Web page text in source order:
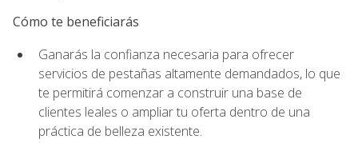
Cómo te beneficiarás
Ganarás la confianza necesaria para ofrecer
servicios de pestañas altamente demandados, lo que
te permitirá comenzar a construir una base de
clientes leales o ampliar tu oferta dentro de una
práctica de belleza existente.